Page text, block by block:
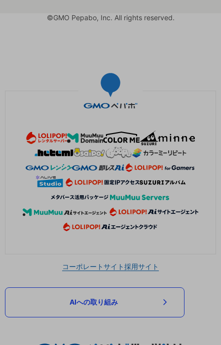
©GMO Pepabo, Inc. All rights reserved.
コーポレートサイト採用サイト
AIへの取り組み